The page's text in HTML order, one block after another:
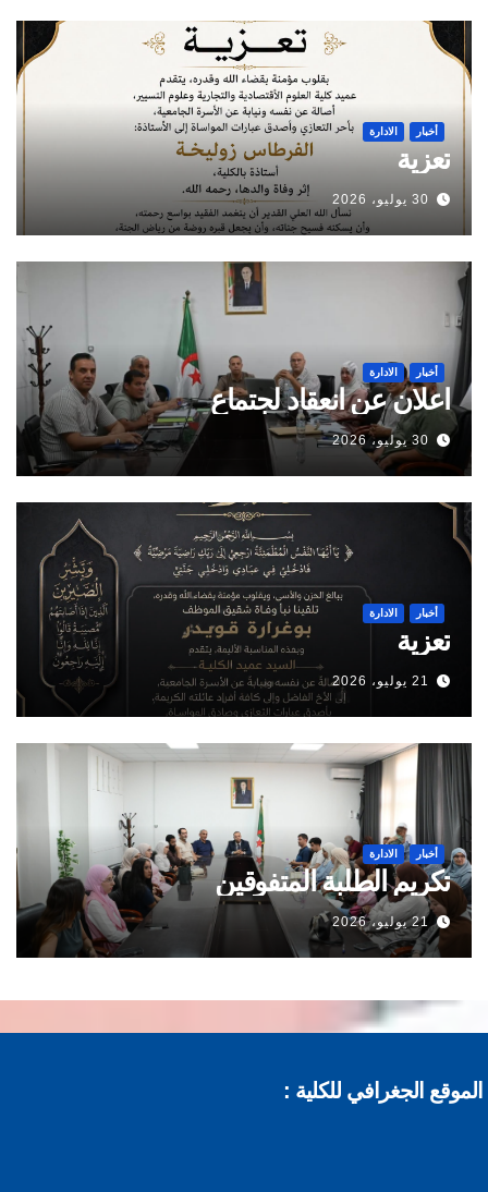
أخبار الادارة
تعزية
30 يوليو، 2026
أخبار الادارة
اعلان عن انعقاد لجتماع
30 يوليو، 2026
أخبار الادارة
تعزية
21 يوليو، 2026
أخبار الادارة
تكريم الطلبة المتفوقين
21 يوليو، 2026
الجغرافي للكلية :